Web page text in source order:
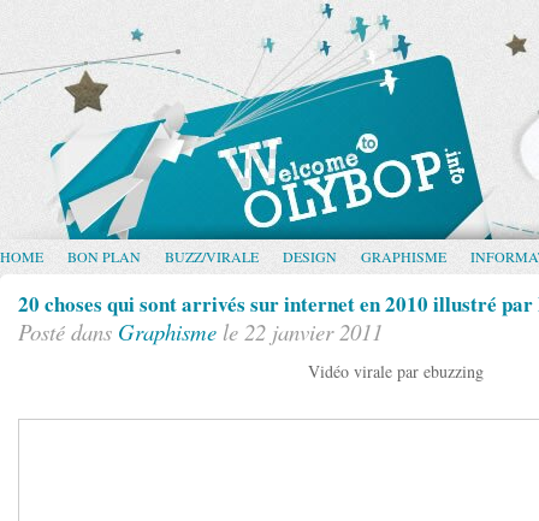
HOME BON PLAN BUZZ/VIRALE DESIGN GRAPHISME
20 choses qui sont arrivés sur internet en 2010 illustré par
Posté dans Graphisme le 22 janvier 2011
Vidéo virale par ebuzzing